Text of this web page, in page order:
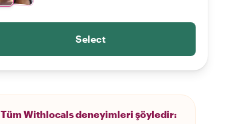
Select
Tüm Withlocals deneyimleri şöyledir: